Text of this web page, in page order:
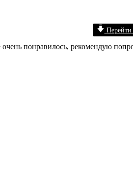
Перейти
понравилось, рекомендую